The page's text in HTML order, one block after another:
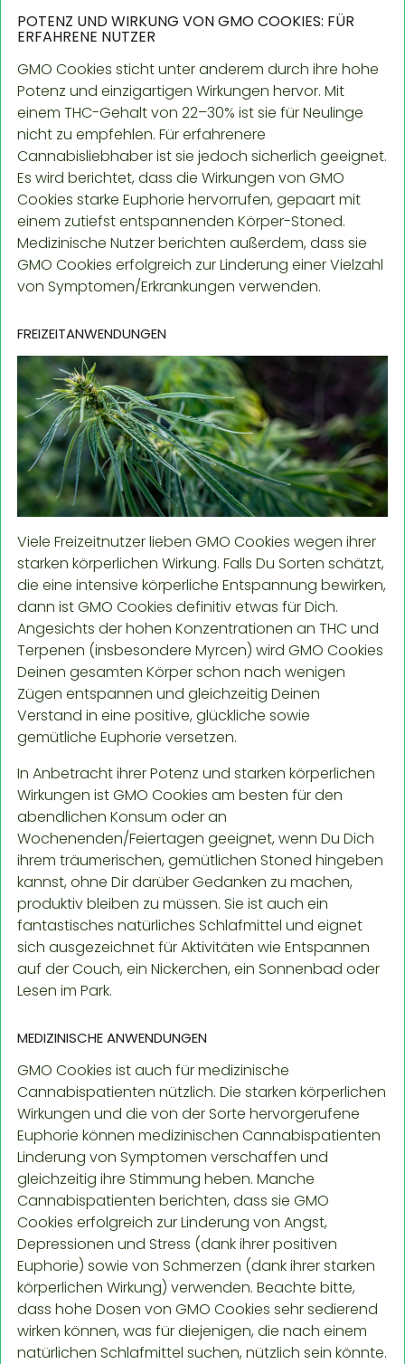
POTENZ UND WIRKUNG VON GMO COOKIES: FÜR
ERFAHRENE NUTZER
GMO Cookies sticht unter anderem durch ihre hohe
Potenz und einzigartigen Wirkungen hervor. Mit
einem THC-Gehalt von 22–30% ist sie für Neulinge
nicht zu empfehlen. Für erfahrenere
Cannabisliebhaber ist sie jedoch sicherlich geeignet.
Es wird berichtet, dass die Wirkungen von GMO
Cookies starke Euphorie hervorrufen, gepaart mit
einem zutiefst entspannenden Körper-Stoned.
Medizinische Nutzer berichten außerdem, dass sie
GMO Cookies erfolgreich zur Linderung einer Vielzahl
von Symptomen/Erkrankungen verwenden.
FREIZEITANWENDUNGEN
Viele Freizeitnutzer lieben GMO Cookies wegen ihrer
starken körperlichen Wirkung. Falls Du Sorten schätzt,
die eine intensive körperliche Entspannung bewirken,
dann ist GMO Cookies definitiv etwas für Dich.
Angesichts der hohen Konzentrationen an THC und
Terpenen (insbesondere Myrcen) wird GMO Cookies
Deinen gesamten Körper schon nach wenigen
Zügen entspannen und gleichzeitig Deinen
Verstand in eine positive, glückliche sowie
gemütliche Euphorie versetzen.
In Anbetracht ihrer Potenz und starken körperlichen
Wirkungen ist GMO Cookies am besten für den
abendlichen Konsum oder an
Wochenenden/Feiertagen geeignet, wenn Du Dich
ihrem träumerischen, gemütlichen Stoned hingeben
kannst, ohne Dir darüber Gedanken zu machen,
produktiv bleiben zu müssen. Sie ist auch ein
fantastisches natürliches Schlafmittel und eignet
sich ausgezeichnet für Aktivitäten wie Entspannen
auf der Couch, ein Nickerchen, ein Sonnenbad oder
Lesen im Park.
MEDIZINISCHE ANWENDUNGEN
GMO Cookies ist auch für medizinische
Cannabispatienten nützlich. Die starken körperlichen
Wirkungen und die von der Sorte hervorgerufene
Euphorie können medizinischen Cannabispatienten
Linderung von Symptomen verschaffen und
gleichzeitig ihre Stimmung heben. Manche
Cannabispatienten berichten, dass sie GMO
Cookies erfolgreich zur Linderung von Angst,
Depressionen und Stress (dank ihrer positiven
Euphorie) sowie von Schmerzen (dank ihrer starken
körperlichen Wirkung) verwenden. Beachte bitte,
dass hohe Dosen von GMO Cookies sehr sedierend
wirken können, was für diejenigen, die nach einem
natürlichen Schlafmittel suchen, nützlich sein könnte.